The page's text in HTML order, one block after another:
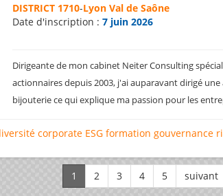
DISTRICT 1710-Lyon Val de Saône
Date d'inscription :7 juin 2026
Dirigeante de mon cabinet Neiter Consulting
actionnaires depuis 2003, j'ai auparavant dirigé
bijouterie ce qui explique ma passion pour les
corporate ESG formation gouvernance